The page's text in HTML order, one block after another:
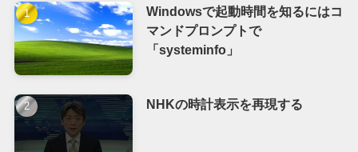
Windowsで起動時間を知るにはコ
マンドプロンプトで
「systeminfo」
NHKの時計表示を再現する